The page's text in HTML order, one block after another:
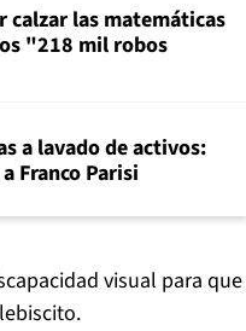
calzar las matemáticas
"218 mil robos
a lavado de activos:
Franco Parisi
visual para que